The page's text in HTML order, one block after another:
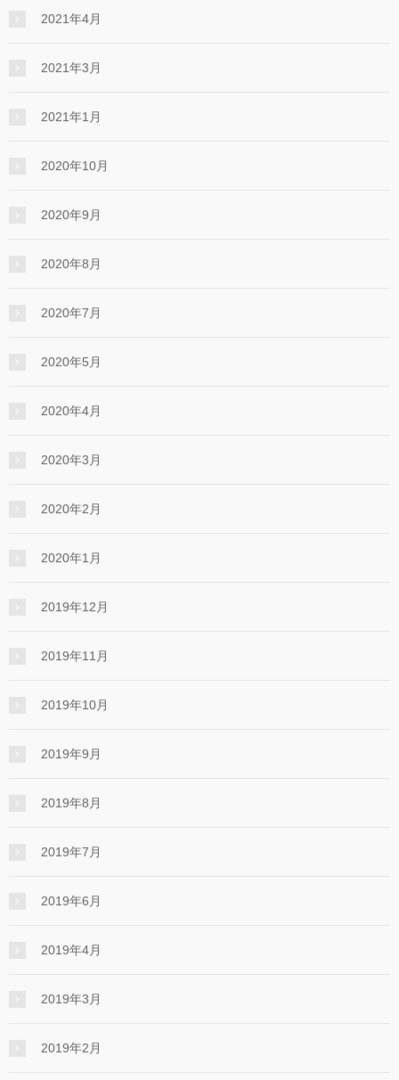
2021年4月
2021年3月
2021年1月
2020年10月
2020年9月
2020年8月
2020年7月
2020年5月
2020年4月
2020年3月
2020年2月
2020年1月
2019年12月
2019年11月
2019年10月
2019年9月
2019年8月
2019年7月
2019年6月
2019年4月
2019年3月
2019年2月